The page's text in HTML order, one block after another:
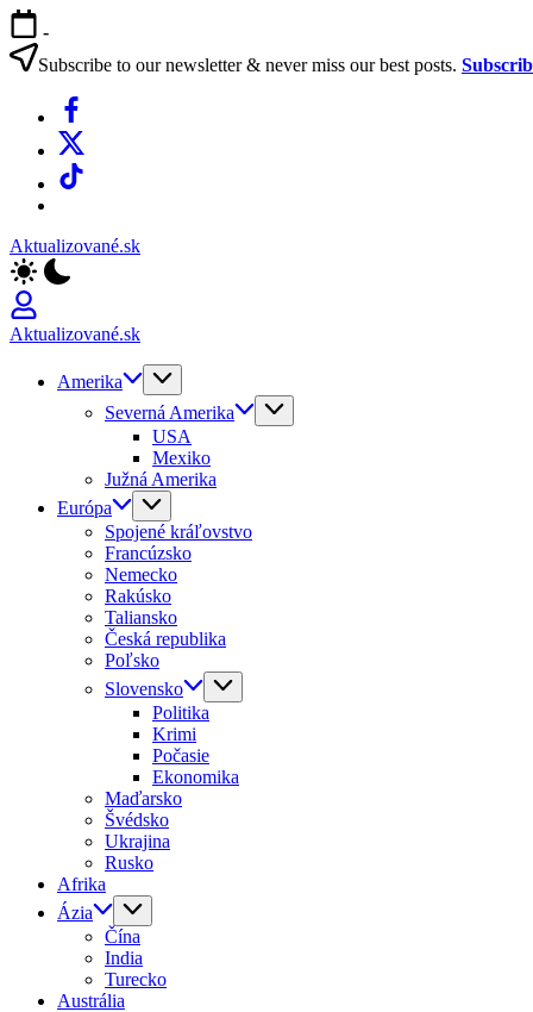
Skip
to
content
-
Subscribe to our newsletter & never miss our best posts.
Facebook
X
TikTok
Aktualizované.sk
Aktualizované.sk
Amerika
Severná Amerika
USA
Mexiko
Južná Amerika
Európa
Spojené kráľovstvo
Francúzsko
Nemecko
Rakúsko
Taliansko
Česká republika
Poľsko
Slovensko
Politika
Krimi
Počasie
Ekonomika
Maďarsko
Švédsko
Ukrajina
Rusko
Afrika
Ázia
Čína
India
Turecko
Austrália